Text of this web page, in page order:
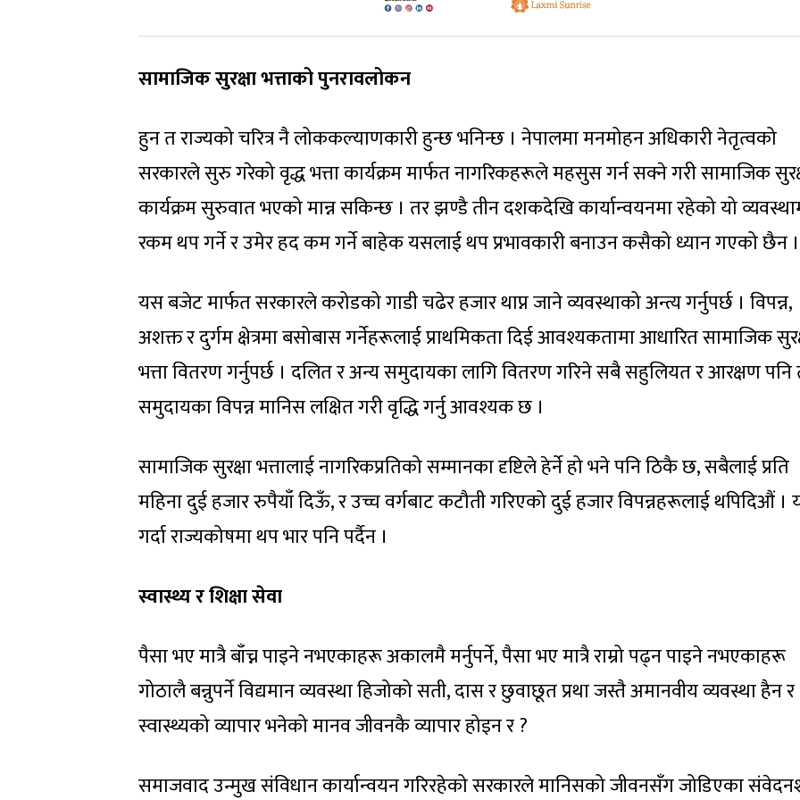
सामाजिक सुरक्षा भत्ताको पुनरावलोकन
हुन त राज्यको चरित्र नै लोककल्याणकारी हुन्छ भनिन्छ । नेपालमा मनमोहन अधिकारी नेतृत्वको
सरकारले सुरु गरेको वृद्ध भत्ता कार्यक्रम मार्फत नागरिकहरूले महसुस गर्न सक्ने गरी सामाजिक
कार्यक्रम सुरुवात भएको मान्न सकिन्छ । तर झण्डै तीन दशकदेखि कार्यान्वयनमा रहेको यो
रकम थप गर्ने र उमेर हद कम गर्ने बाहेक यसलाई थप प्रभावकारी बनाउन कसैको ध्यान गएको छैन ।
यस बजेट मार्फत सरकारले करोडको गाडी चढेर हजार थाप्न जाने व्यवस्थाको अन्त्य गर्नुपर्छ । विपन्न,
अशक्त र दुर्गम क्षेत्रमा बसोबास गर्नेहरूलाई प्राथमिकता दिई आवश्यकतामा आधारित सामाजिक
भत्ता वितरण गर्नुपर्छ । दलित र अन्य समुदायका लागि वितरण गरिने सबै सहुलियत र आरक्षण पनि
समुदायका विपन्न मानिस लक्षित गरी वृद्धि गर्नु आवश्यक छ ।
सामाजिक सुरक्षा भत्तालाई नागरिकप्रतिको सम्मानका दृष्टिले हेर्ने हो भने पनि ठिकै छ, सबैलाई प्रति
महिना दुई हजार रुपैयाँ दिऊँ, र उच्च वर्गबाट कटौती गरिएको दुई हजार विपन्नहरूलाई थपिदिऔं ।
गर्दा राज्यकोषमा थप भार पनि पर्दैन ।
स्वास्थ्य र शिक्षा सेवा
पैसा भए मात्रै बाँच्न पाइने नभएकाहरू अकालमै मर्नुपर्ने, पैसा भए मात्रै राम्रो पढ्न पाइने नभएकाहरू
गोठालै बन्नुपर्ने विद्यमान व्यवस्था हिजोको सती, दास र छुवाछूत प्रथा जस्तै अमानवीय व्यवस्था हैन र
स्वास्थ्यको व्यापार भनेको मानव जीवनकै व्यापार होइन र ?
समाजवाद उन्मुख संविधान कार्यान्वयन गरिरहेको सरकारले मानिसको जीवनसँग जोडिएका